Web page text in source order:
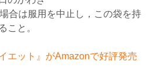
合は服用を中止し，この袋を持
こと。
エット』がAmazonで好評発売